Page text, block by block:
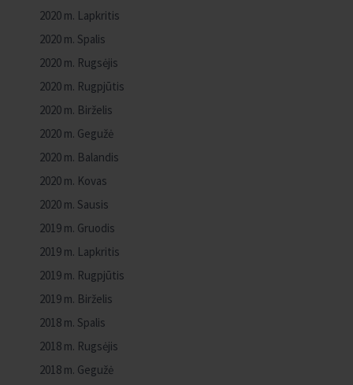
2020 m. Lapkritis
2020 m. Spalis
2020 m. Rugsėjis
2020 m. Rugpjūtis
2020 m. Birželis
2020 m. Gegužė
2020 m. Balandis
2020 m. Kovas
2020 m. Sausis
2019 m. Gruodis
2019 m. Lapkritis
2019 m. Rugpjūtis
2019 m. Birželis
2018 m. Spalis
2018 m. Rugsėjis
2018 m. Gegužė